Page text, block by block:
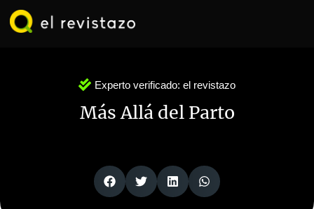
Experto verificado: el revistazo
Más Allá del Parto